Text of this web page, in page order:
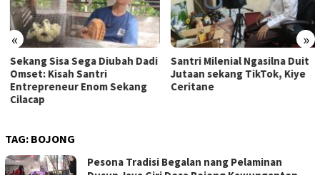
« »
Sekang Sisa Sega Diubah Dadi
Omset: Kisah Santri
Entrepreneur Enom Sekang
Cilacap
Santri Milenial Ngasilna Duit
Jutaan sekang TikTok, Kiye
Ceritane
TAG: BOJONG
Pesona Tradisi Begalan nang Pelaminan